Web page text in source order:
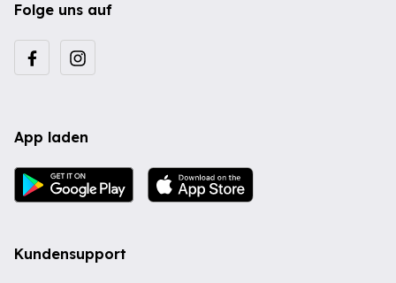
Folge uns auf
App laden
Kundensupport